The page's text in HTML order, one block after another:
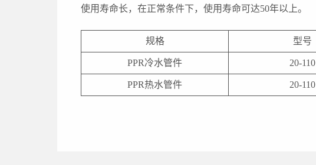
使用寿命长，在正常条件下，使用寿命可达50年以上。
规格 型号
PPR冷水管件 20-110
PPR热水管件 20-110